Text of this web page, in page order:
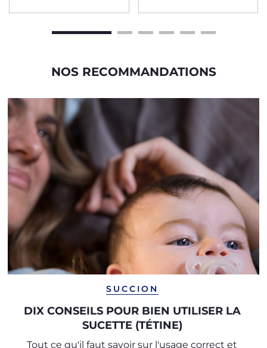
NOS RECOMMANDATIONS
SUCCION
DIX CONSEILS POUR BIEN UTILISER LA
SUCETTE (TÉTINE)
Tout ce qu'il faut savoir sur l'usage correct et